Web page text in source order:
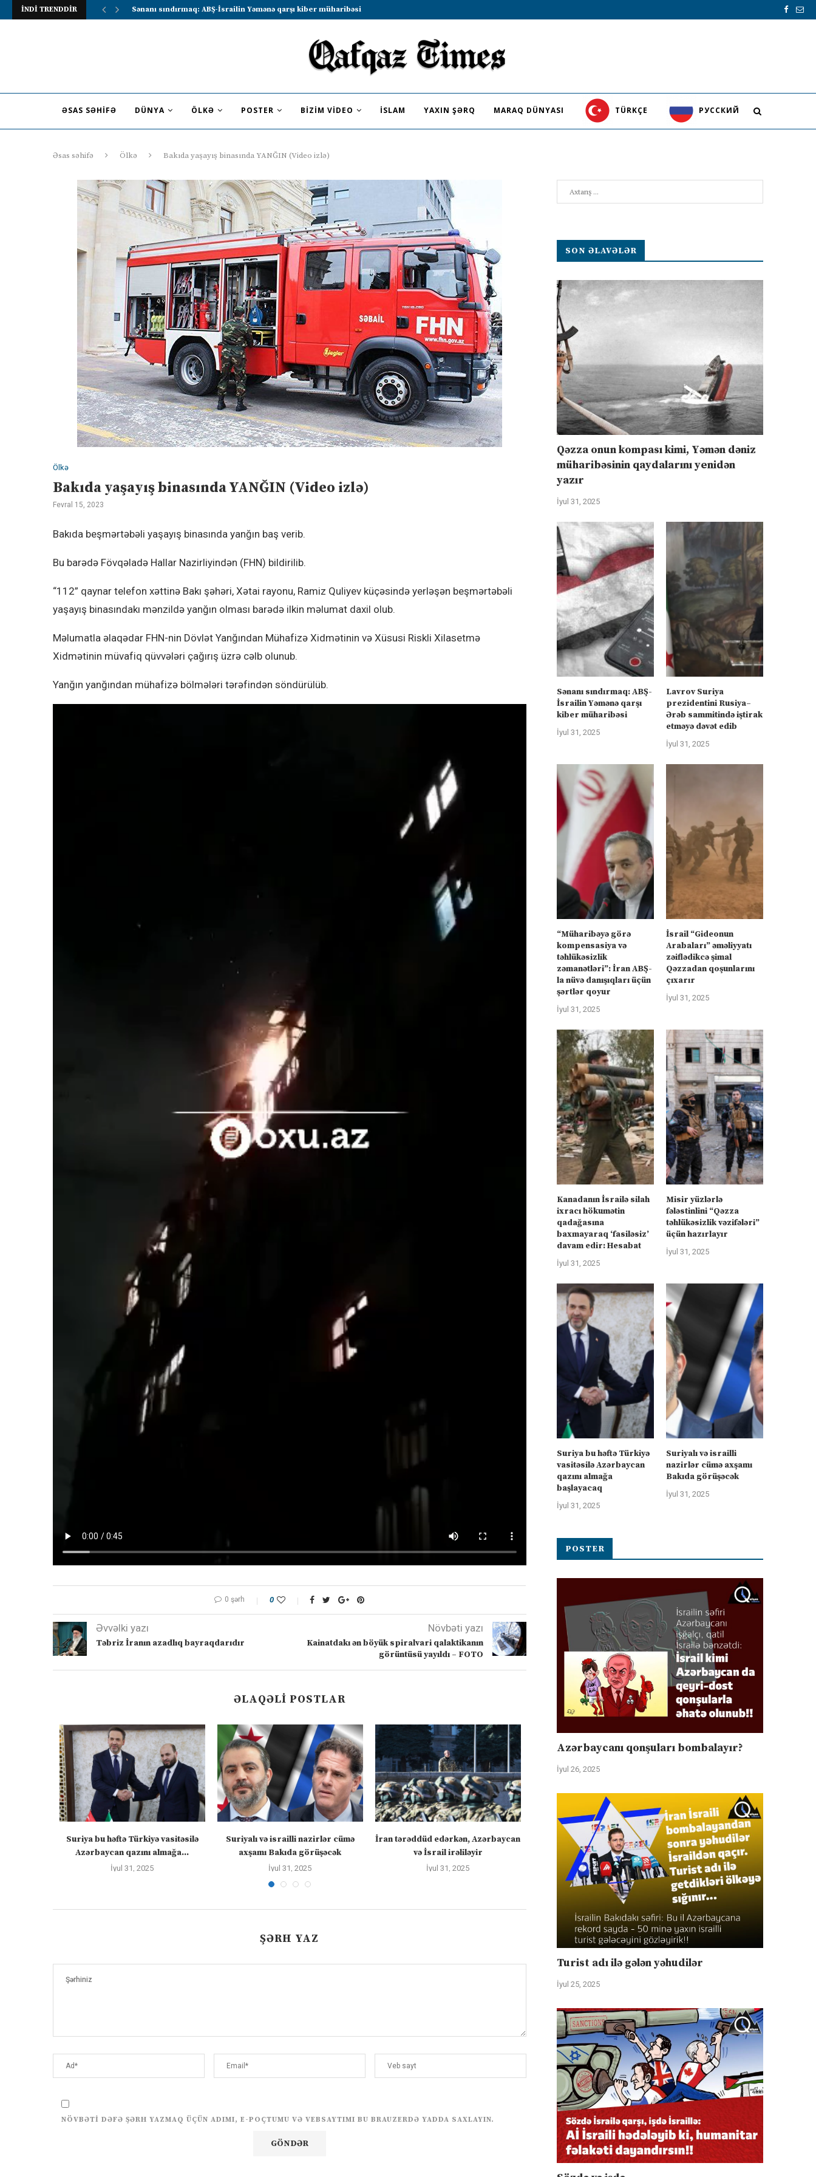
İNDİ TRENDDİR Lavrov Suriya prezidentini Rusiya–Ərəb sammitində iştirak etməyə dəvət...
ƏSAS SƏHIFƏ DÜNYA ÖLKƏ POSTER BIZIM VIDEO İSLAM YAXIN ŞƏRQ MARAQ DÜNYASI TÜRKÇE PУССКИЙ
Əsas səhifə Ölkə Bakıda yaşayış binasında YANĞIN (Video izlə)
Ölkə
Bakıda yaşayış binasında YANĞIN (Video izlə)
Fevral 15, 2023
Bakıda beşmərtəbəli yaşayış binasında yanğın baş verib.
Bu barədə Fövqəladə Hallar Nazirliyindən (FHN) bildirilib.
“112” qaynar telefon xəttinə Bakı şəhəri, Xətai rayonu, Ramiz Quliyev küçəsində yerləşən beşmərtəbəli
yaşayış binasındakı mənzildə yanğın olması barədə ilkin məlumat daxil olub.
Məlumatla əlaqədar FHN-nin Dövlət Yanğından Mühafizə Xidmətinin və Xüsusi Riskli Xilasetmə
Xidmətinin müvafiq qüvvələri çağırış üzrə cəlb olunub.
Yanğın yanğından mühafizə bölmələri tərəfindən söndürülüb.
0 şərh 0
Əvvəlki yazı
Təbriz İranın azadlıq bayraqdarıdır
Növbəti yazı
Kainatdakı ən böyük spiralvari qalaktikanın
görüntüsü yayıldı – FOTO
ƏLAQƏLI POSTLAR
Suriya bu həftə Türkiyə vasitəsilə
Azərbaycan qazını almağa...
İyul 31, 2025
Suriyalı və israilli nazirlər cümə
axşamı Bakıda görüşəcək
İyul 31, 2025
İran tərəddüd edərkən, Azərbaycan
və İsrail irəliləyir
İyul 31, 2025
Suriyalı və israilli nazirlər cümə
axşamı Bakıda görüşəcək:...
İyul 31, 2025
Avstriyanın OMV şirkəti
xam neftində xlorid
ŞƏRH YAZ
NÖVBƏTI DƏFƏ ŞƏRH YAZMAQ ÜÇÜN ADIMI, E-POÇTUMU VƏ VEBSAYTIMI BU BRAUZERDƏ YADDA SAXLAYIN.
SON ƏLAVƏLƏR
Qəzza onun kompası kimi, Yəmən dəniz
müharibəsinin qaydalarını yenidən
yazır
İyul 31, 2025
Sənanı sındırmaq: ABŞ-
İsrailin Yəmənə qarşı
kiber müharibəsi
İyul 31, 2025
Lavrov Suriya
prezidentini Rusiya–
Ərəb sammitində iştirak
etməyə dəvət edib
İyul 31, 2025
“Müharibəyə görə
kompensasiya və
təhlükəsizlik
zəmanətləri”: İran ABŞ-
la nüvə danışıqları üçün
şərtlər qoyur
İyul 31, 2025
İsrail “Gideonun
Arabaları” əməliyyatı
zəiflədikcə şimal
Qəzzadan qoşunlarını
çıxarır
İyul 31, 2025
Kanadanın İsrailə silah
ixracı hökumətin
qadağasına
baxmayaraq ‘fasiləsiz’
davam edir: Hesabat
İyul 31, 2025
Misir yüzlərlə
fələstinlini “Qəzza
təhlükəsizlik vəzifələri”
üçün hazırlayır
İyul 31, 2025
Suriya bu həftə Türkiyə
vasitəsilə Azərbaycan
qazını almağa
başlayacaq
İyul 31, 2025
Suriyalı və israilli
nazirlər cümə axşamı
Bakıda görüşəcək
İyul 31, 2025
POSTER
Azərbaycanı qonşuları bombalayır?
İyul 26, 2025
Turist adı ilə gələn yəhudilər
İyul 25, 2025